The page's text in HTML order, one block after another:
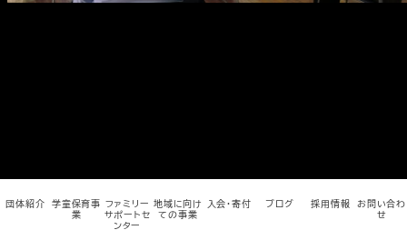
団体紹介 学童保育事
業
ファミリー
サポートセ
ンター
地域に向け
ての事業
入会・寄付 ブログ 採用情報 お問い合わ
せ